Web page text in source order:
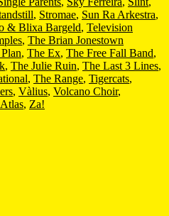
, Stromae, Sun Ra Arkestra,
& Blixa Bargeld, Television
, The Brian Jonestown
, The Ex, The Free Fall Band,
, The Julie Ruin, The Last 3 Lines,
, The Range, Tigercats,
, Vàlius, Volcano Choir,
, Za!